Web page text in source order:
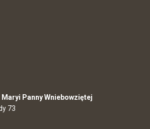
Maryi Panny Wniebowziętej
73